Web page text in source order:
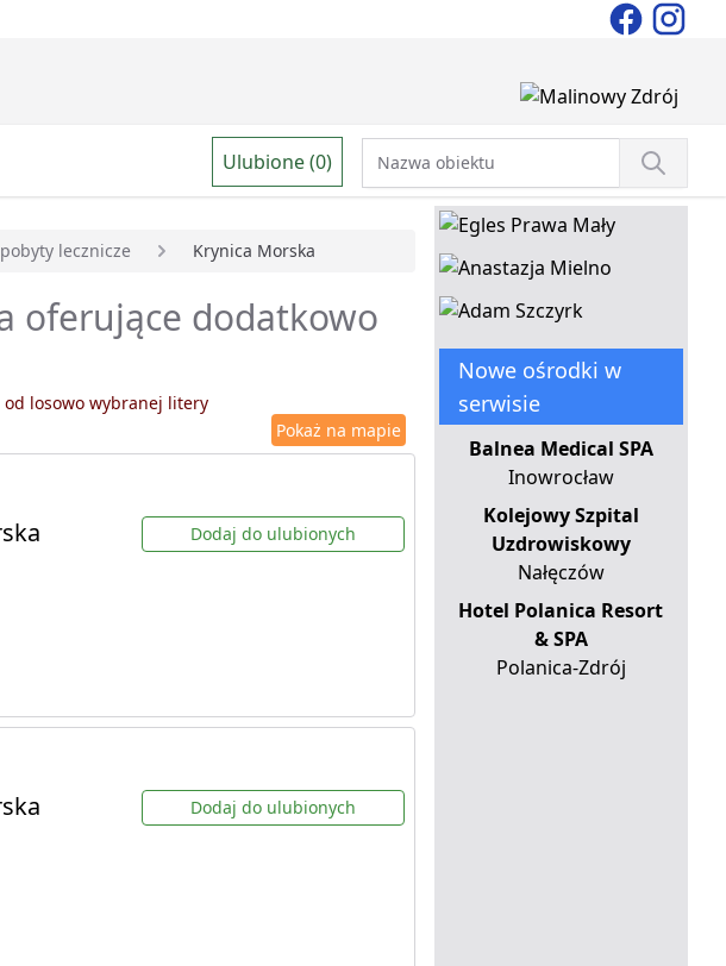
Ulubione (0)
pobyty lecznicze Krynica Morska
oferujące dodatkowo
losowo wybranej litery
Pokaż na mapie
Dodaj do ulubionych
Dodaj do ulubionych
Nowe ośrodki w
serwisie
Balnea Medical SPA
Inowrocław
Kolejowy Szpital
Uzdrowiskowy
Nałęczów
Hotel Polanica Resort
& SPA
Polanica-Zdrój